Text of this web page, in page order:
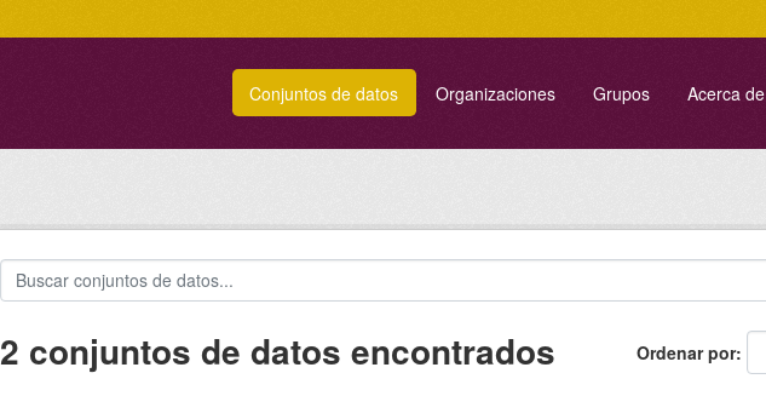
Conjuntos de datos Organizaciones Grupos Acerca de
Ordenar por
2 conjuntos de datos encontrados